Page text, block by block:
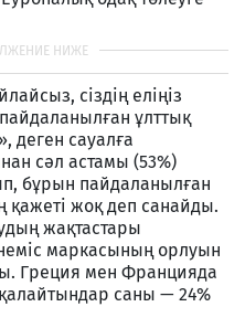
сіздің еліңіз
ұлттық
деген сауалға
сәл астамы (53%)
бұрын пайдаланылған
қажеті жоқ деп санайды.
жақтастары
маркасының орлуын
Греция мен Францияда
саны — 24%